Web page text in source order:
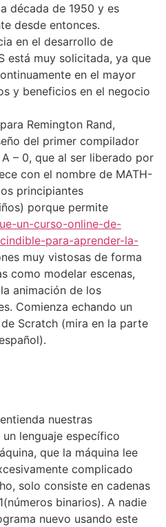
década de 1950 y es
desde entonces.
en el desarrollo de
está muy solicitada, ya que
en el mayor
y beneficios en el negocio
Remington Rand,
del primer compilador
– 0, que al ser liberado por
con el nombre de MATH-
principiantes
porque permite
un-curso-online-de-
para-aprender-la-
muy vistosas de forma
como modelar escenas,
animación de los
Comienza echando un
Scratch (mira en la parte
nuestras
lenguaje específico
que la máquina lee
complicado
solo consiste en cadenas
binarios). A nadie
nuevo usando este